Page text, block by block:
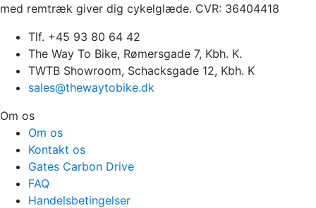
med remtræk giver dig cykelglæde. CVR: 36404418
Tlf. +45 93 80 64 42
The Way To Bike, Rømersgade 7, Kbh. K.
TWTB Showroom, Schacksgade 12, Kbh. K
sales@thewaytobike.dk
Om os
Om os
Kontakt os
Gates Carbon Drive
FAQ
Handelsbetingelser